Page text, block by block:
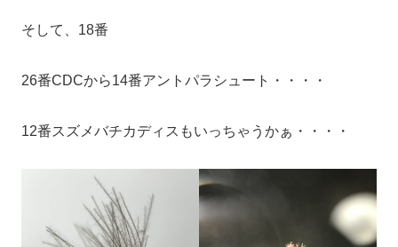
そして、18番
26番CDCから14番アントパラシュート・・・・
12番スズメバチカディスもいっちゃうかぁ・・・・